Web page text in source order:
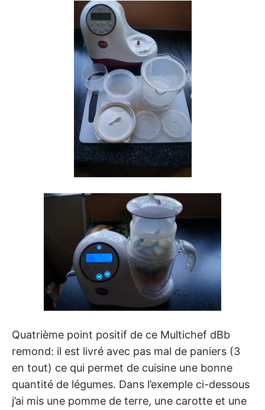
Quatrième point positif de ce Multichef dBb
remond: il est livré avec pas mal de paniers (3
en tout) ce qui permet de cuisine une bonne
quantité de légumes. Dans l’exemple ci-dessous
j’ai mis une pomme de terre, une carotte et une